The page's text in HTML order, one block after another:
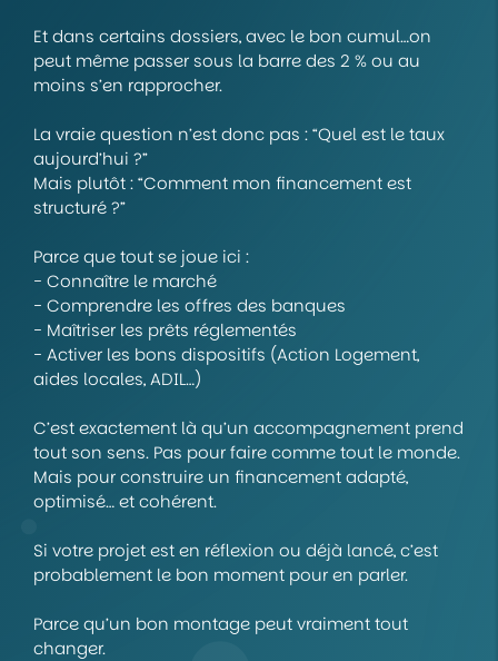
Et dans certains dossiers, avec le bon cumul…on
peut même passer sous la barre des 2 % ou au
moins s’en rapprocher.
La vraie question n’est donc pas : “Quel est le taux
aujourd’hui ?”
Mais plutôt : “Comment mon financement est
structuré ?”
Parce que tout se joue ici :
- Connaître le marché
- Comprendre les offres des banques
- Maîtriser les prêts réglementés
- Activer les bons dispositifs (Action Logement,
aides locales, ADIL…)
C’est exactement là qu’un accompagnement prend
tout son sens. Pas pour faire comme tout le monde.
Mais pour construire un financement adapté,
optimisé… et cohérent.
Si votre projet est en réflexion ou déjà lancé, c’est
probablement le bon moment pour en parler.
Parce qu’un bon montage peut vraiment tout
changer.